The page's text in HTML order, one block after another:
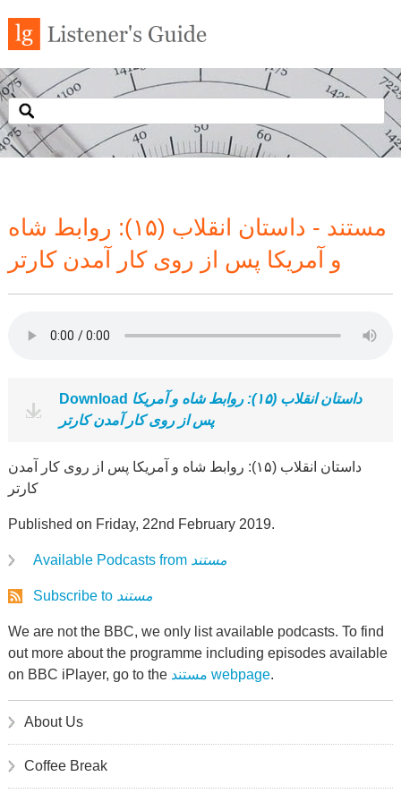
مستند - داستان انقلاب (۱۵): روابط شاه
و آمریکا پس از روی کار آمدن کارتر
Download داستان انقلاب (۱۵): روابط شاه و آمریکا
پس از روی کار آمدن کارتر
داستان انقلاب (۱۵): روابط شاه و آمریکا پس از روی کار آمدن
کارتر
Published on Friday, 22nd February 2019.
Available Podcasts from مستند
Subscribe to مستند
We are not the BBC, we only list available podcasts. To find
out more about the programme including episodes available
on BBC iPlayer, go to the
مستند webpage.
About Us
Coffee Break